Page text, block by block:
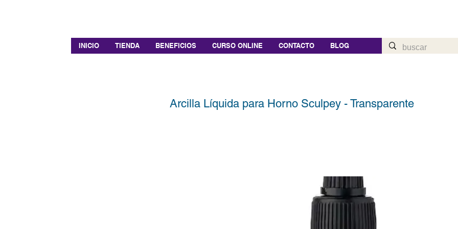
INICIO TIENDA BENEFICIOS CURSO ONLINE CONTACTO BLOG
Arcilla Líquida para Horno Sculpey - Transparente